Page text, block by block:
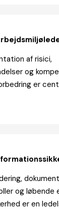
af risici,
og
er
og løbende
er en